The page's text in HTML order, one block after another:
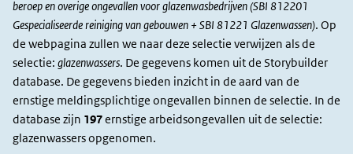
beroep en overige ongevallen voor glazenwasbedrijven (SBI 812201
Gespecialiseerde reiniging van gebouwen + SBI 81221 Glazenwassen). Op
de webpagina zullen we naar deze selectie verwijzen als de
selectie: glazenwassers. De gegevens komen uit de Storybuilder
database. De gegevens bieden inzicht in de aard van de
ernstige meldingsplichtige ongevallen binnen de selectie. In de
database zijn 197ernstige arbeidsongevallen uit de selectie:
glazenwassers opgenomen.